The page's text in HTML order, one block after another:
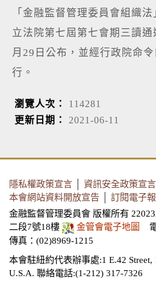
「金融監督管理委員會組織
立法院第七屆第七會期三讀
月29日公布，並經行政院命
行。
瀏覽人次： 114281
更新日期： 2021-06-11
隱私權政策宣言 資訊安全政策宣言
本會網站資料開放宣告
訂閱電子報
金融監督管理委員會 版權所有
二段7號18樓
金管會電子地圖
傳真：(02)8969-1215
本會駐紐約代表辦事處:1 E.42 Street,
U.S.A. 聯絡電話:(1-212) 317-7326